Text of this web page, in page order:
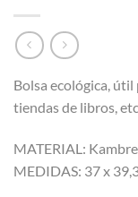
Bolsa ecológica,
tiendas de libros,
MATERIAL:
MEDIDAS: 37 x